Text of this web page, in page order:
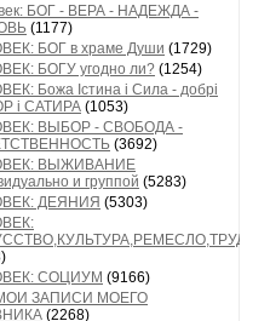
БОГ - ВЕРА - НАДЕЖДА -
(1177)
БОГ в храме Души (1729)
БОГУ угодно ли? (1254)
Божа Істина і Сила - добрі
і САТИРА (1053)
ВЫБОР - СВОБОДА -
(3692)
ВЫЖИВАНИЕ
и группой (5283)
ДЕЯНИЯ (5303)
СОЦИУМ (9166)
ЗАПИСИ МОЕГО
(2268)